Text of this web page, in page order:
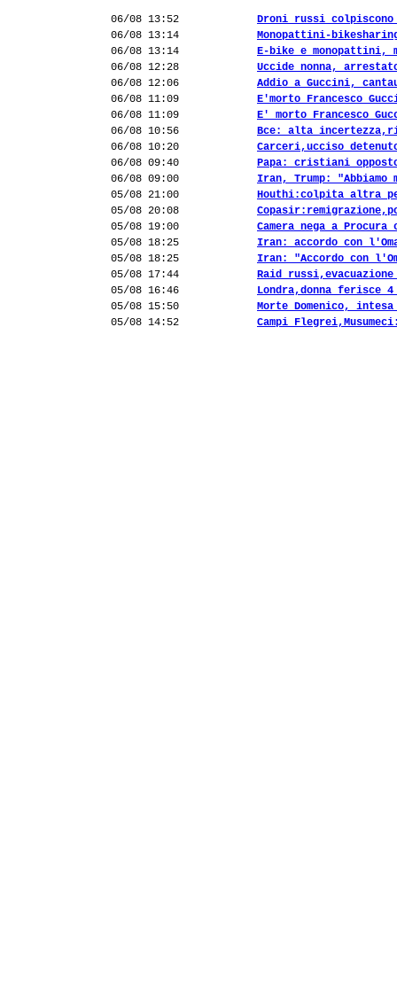
06/08 13:52
Droni russi colpiscono
06/08 13:14
Monopattini-
06/08 13:14
E-bike e monopattini,
06/08 12:28
Uccide nonna,
06/08 12:06
Addio a Guccini,
06/08 11:09
E'morto Francesco
06/08 11:09
E' morto Francesco
06/08 10:56
Bce: alta
06/08 10:20
Carceri,ucciso
06/08 09:40
Papa: cristiani
06/08 09:00
Iran, Trump: "Abbiamo
05/08 21:00
Houthi:colpita altra
05/08 20:08
05/08 19:00
Camera nega a
05/08 18:25
Iran: accordo con
05/08 18:25
Iran: "Accordo con
05/08 17:44
Raid
05/08 16:46
Londra,donna ferisce
05/08 15:50
Morte Domenico,
05/08 14:52
Campi